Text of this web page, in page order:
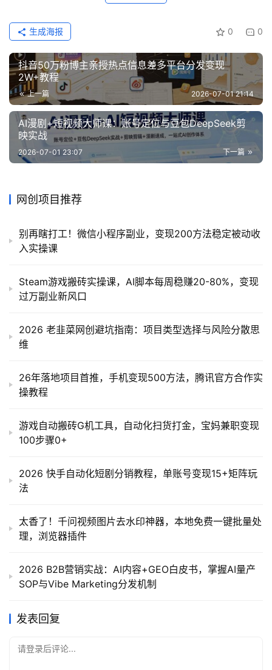
0 0
生成海报
抖音50万粉博主亲授热点信息差多平台分发变现
2W+教程
上一篇 2026-07-01 21:14
AI漫剧+短视频大师课：账号定位与豆包DeepSeek剪
映实战
下一篇
2026-07-01 23:07
网创项目推荐
别再瞎打工！微信小程序副业，变现200方法稳定被动收
入实操课
Steam游戏搬砖实操课，AI脚本每周稳赚20-80%，变现
过万副业新风口
2026 老韭菜网创避坑指南：项目类型选择与风险分散思
维
26年落地项目首推，手机变现500方法，腾讯官方合作实
操教程
游戏自动搬砖G机工具，自动化扫货打金，宝妈兼职变现
100步骤0+
2026 快手自动化短剧分销教程，单账号变现15+矩阵玩
法
太香了！千问视频图片去水印神器，本地免费一键批量处
理，浏览器插件
2026 B2B营销实战：AI内容+GEO白皮书，掌握AI量产
SOP与Vibe Marketing分发机制
发表回复
请登录后评论...